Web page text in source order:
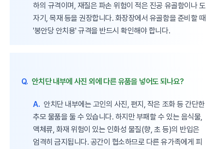
하의 규격이며, 재질은 파손 위험이 적은 진공 유골함이나 도
자기, 목재 등을 권장합니다. 화장장에서 유골함을 준비할 때
'봉안당 안치용' 규격을 반드시 확인해야 합니다.
Q. 안치단 내부에 사진 외에 다른 유품을 넣어도 되나요?
A. 안치단 내부에는 고인의 사진, 편지, 작은 조화 등 간단한
추모 물품을 둘 수 있습니다. 하지만 부패할 수 있는 음식물,
액체류, 화재 위험이 있는 인화성 물질(향, 초 등)의 반입은
엄격히 금지됩니다. 공간이 협소하므로 다른 유가족에게 피